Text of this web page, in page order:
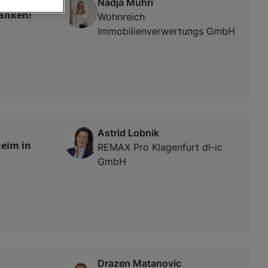
Wohnreich
Immobilienverwertungs GmbH
in
Astrid Lobnik
REMAX Pro Klagenfurt dl-ic
GmbH
Drazen Matanovic
oder Zugriff